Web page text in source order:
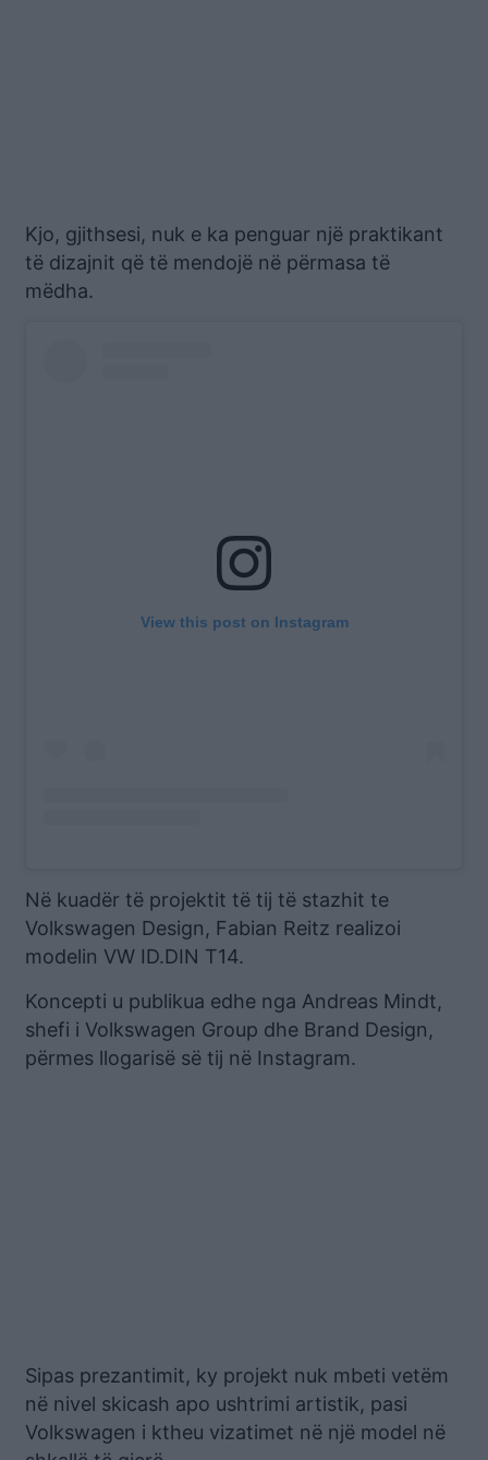
Kjo, gjithsesi, nuk e ka penguar një praktikant
të dizajnit që të mendojë në përmasa të
mëdha.
View this post on Instagram
Në kuadër të projektit të tij të stazhit te
Volkswagen Design, Fabian Reitz realizoi
modelin VW ID.DIN T14.
Koncepti u publikua edhe nga Andreas Mindt,
shefi i Volkswagen Group dhe Brand Design,
përmes llogarisë së tij në Instagram.
Sipas prezantimit, ky projekt nuk mbeti vetëm
në nivel skicash apo ushtrimi artistik, pasi
Volkswagen i ktheu vizatimet në një model në